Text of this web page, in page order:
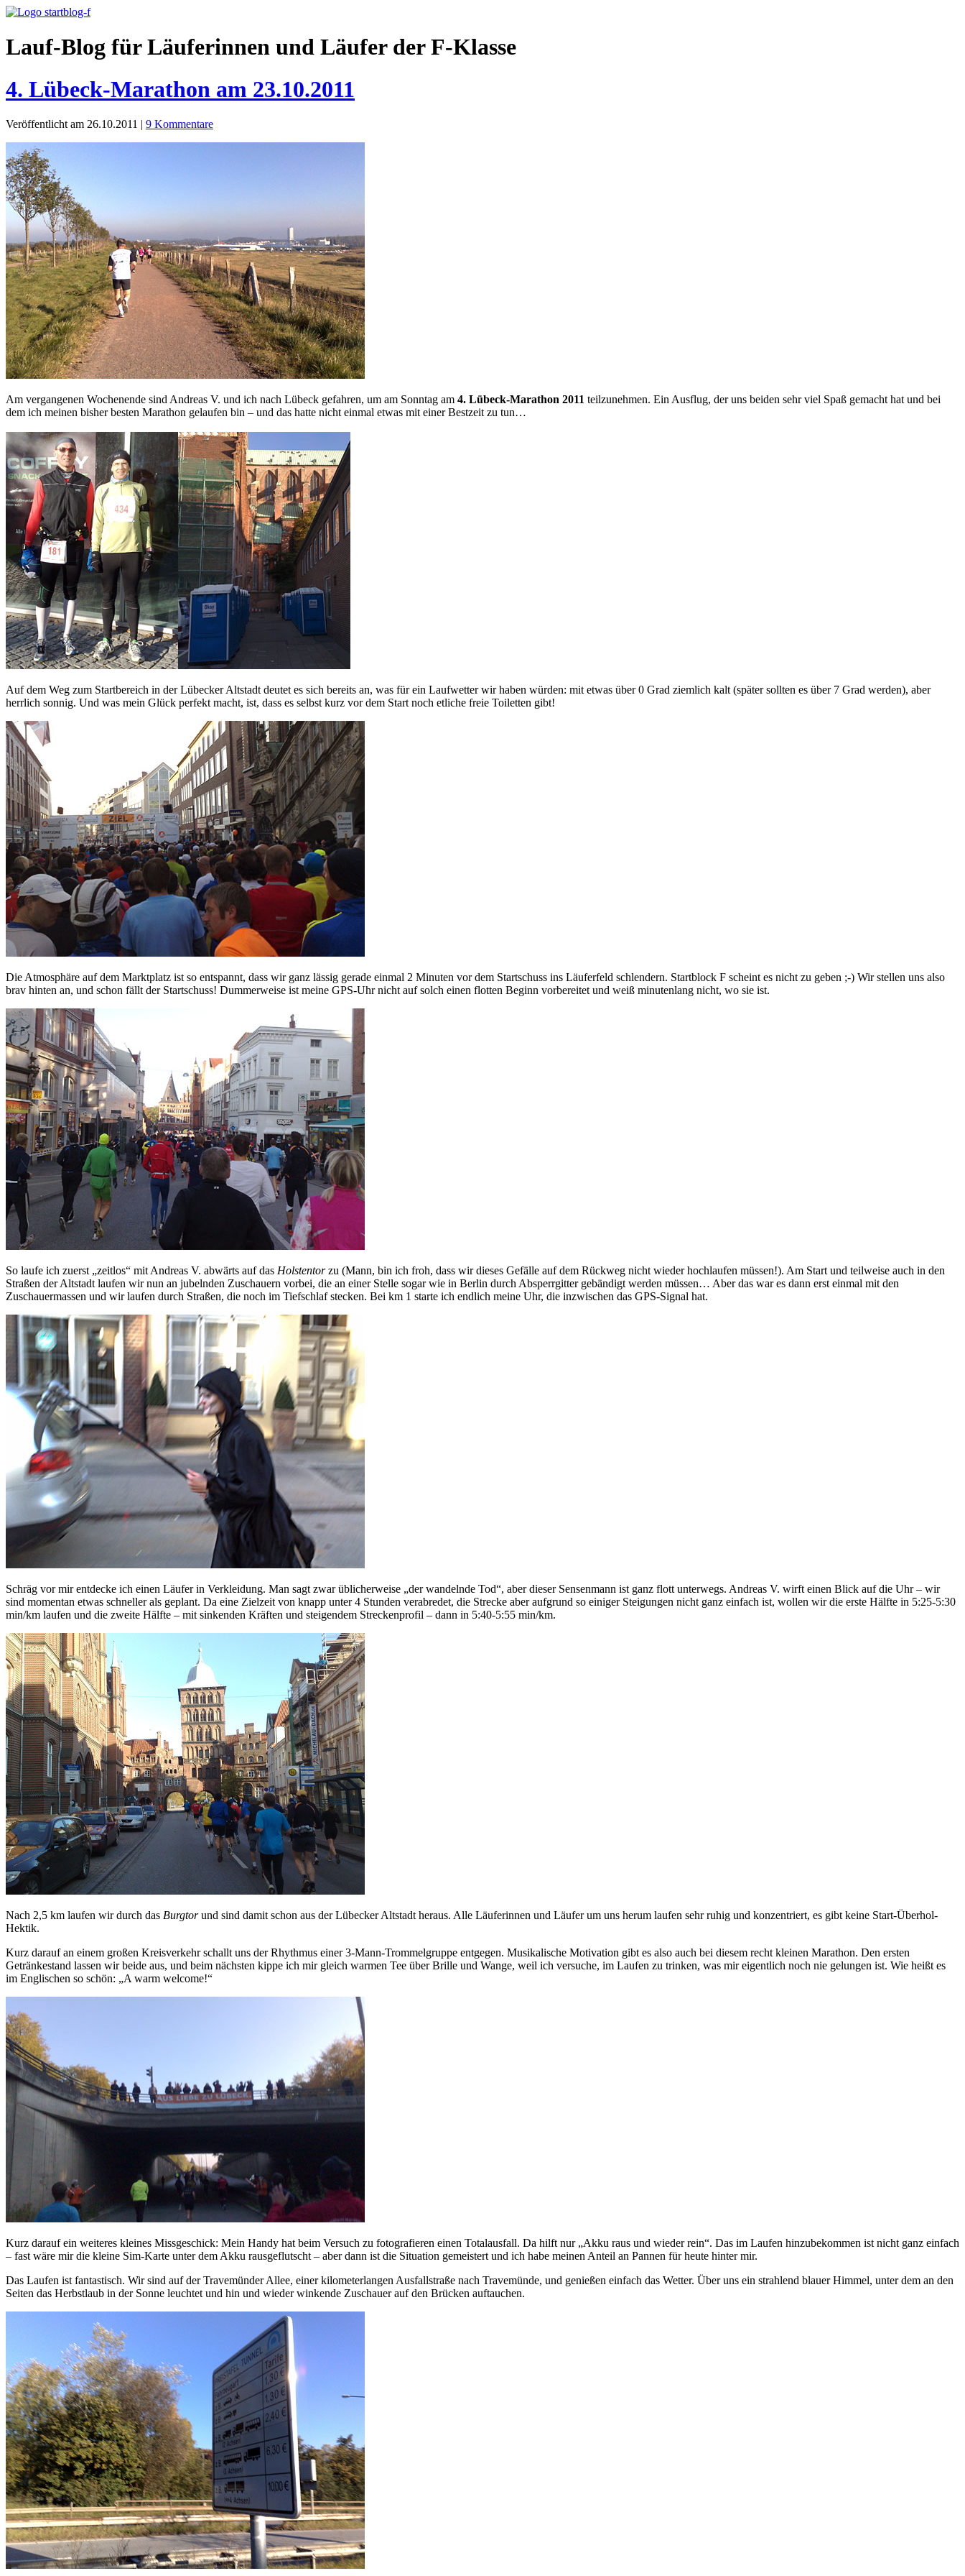
Lauf-Blog für Läuferinnen und Läufer der F-Klasse
4. Lübeck-Marathon am 23.10.2011
Veröffentlicht am 26.10.2011 | 9 Kommentare
Am vergangenen Wochenende sind Andreas V. und ich nach Lübeck gefahren, um am Sonntag am 4. Lübeck-Marathon 2011 teilzunehmen. Ein Ausflug, der uns beiden sehr viel Spaß gemacht hat und bei
dem ich meinen bisher besten Marathon gelaufen bin – und das hatte nicht einmal etwas mit einer Bestzeit zu tun…
Auf dem Weg zum Startbereich in der Lübecker Altstadt deutet es sich bereits an, was für ein Laufwetter wir haben würden: mit etwas über 0 Grad ziemlich kalt (später sollten es über 7 Grad werden), aber
herrlich sonnig. Und was mein Glück perfekt macht, ist, dass es selbst kurz vor dem Start noch etliche freie Toiletten gibt!
Die Atmosphäre auf dem Marktplatz ist so entspannt, dass wir ganz lässig gerade einmal 2 Minuten vor dem Startschuss ins Läuferfeld schlendern. Startblock F scheint es nicht zu geben ;-) Wir stellen uns also
brav hinten an, und schon fällt der Startschuss! Dummerweise ist meine GPS-Uhr nicht auf solch einen flotten Beginn vorbereitet und weiß minutenlang nicht, wo sie ist.
So laufe ich zuerst „zeitlos“ mit Andreas V. abwärts auf das Holstentorzu (Mann, bin ich froh, dass wir dieses Gefälle auf dem Rückweg nicht wieder hochlaufen müssen!). Am Start und teilweise auch in den
Straßen der Altstadt laufen wir nun an jubelnden Zuschauern vorbei, die an einer Stelle sogar wie in Berlin durch Absperrgitter gebändigt werden müssen… Aber das war es dann erst einmal mit den
Zuschauermassen und wir laufen durch Straßen, die noch im Tiefschlaf stecken. Bei km 1 starte ich endlich meine Uhr, die inzwischen das GPS-Signal hat.
Schräg vor mir entdecke ich einen Läufer in Verkleidung. Man sagt zwar üblicherweise „der wandelnde Tod“, aber dieser Sensenmann ist ganz flott unterwegs. Andreas V. wirft einen Blick auf die Uhr – wir
sind momentan etwas schneller als geplant. Da eine Zielzeit von knapp unter 4 Stunden verabredet, die Strecke aber aufgrund so einiger Steigungen nicht ganz einfach ist, wollen wir die erste Hälfte in 5:25-5:30
min/km laufen und die zweite Hälfte – mit sinkenden Kräften und steigendem Streckenprofil – dann in 5:40-5:55 min/km.
Nach 2,5 km laufen wir durch das Burgtorund sind damit schon aus der Lübecker Altstadt heraus. Alle Läuferinnen und Läufer um uns herum laufen sehr ruhig und konzentriert, es gibt keine Start-Überhol-
Hektik.
Kurz darauf an einem großen Kreisverkehr schallt uns der Rhythmus einer 3-Mann-Trommelgruppe entgegen. Musikalische Motivation gibt es also auch bei diesem recht kleinen Marathon. Den ersten
Getränkestand lassen wir beide aus, und beim nächsten kippe ich mir gleich warmen Tee über Brille und Wange, weil ich versuche, im Laufen zu trinken, was mir eigentlich noch nie gelungen ist. Wie heißt es
im Englischen so schön: „A warm welcome!“
Kurz darauf ein weiteres kleines Missgeschick: Mein Handy hat beim Versuch zu fotografieren einen Totalausfall. Da hilft nur „Akku raus und wieder rein“. Das im Laufen hinzubekommen ist nicht ganz einfach
– fast wäre mir die kleine Sim-Karte unter dem Akku rausgeflutscht – aber dann ist die Situation gemeistert und ich habe meinen Anteil an Pannen für heute hinter mir.
Das Laufen ist fantastisch. Wir sind auf der Travemünder Allee, einer kilometerlangen Ausfallstraße nach Travemünde, und genießen einfach das Wetter. Über uns ein strahlend blauer Himmel, unter dem an den
Seiten das Herbstlaub in der Sonne leuchtet und hin und wieder winkende Zuschauer auf den Brücken auftauchen.